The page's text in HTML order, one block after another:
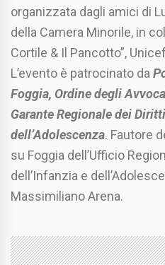
organizzata dagli amici di
della Camera Minorile, in
Cortile & Il Pancotto”,
L’evento è patrocinato da
Foggia, Ordine degli
Garante Regionale dei
dell’Adolescenza. Fautore
su Foggia dell’Ufficio
dell’Infanzia e
Massimiliano Arena.